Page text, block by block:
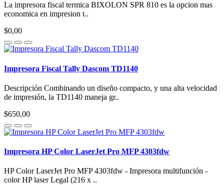
La impresora fiscal termica BIXOLON SPR 810 es la opcion mas
economica en impresion t..
$0,00
Impresora Fiscal Tally Dascom TD1140
Descripción Combinando un diseño compacto, y una alta velocidad
de impresión, la TD1140 maneja gr..
$650,00
Impresora HP Color LaserJet Pro MFP 4303fdw
HP Color LaserJet Pro MFP 4303fdw - Impresora multifunción -
color HP laser Legal (216 x ..